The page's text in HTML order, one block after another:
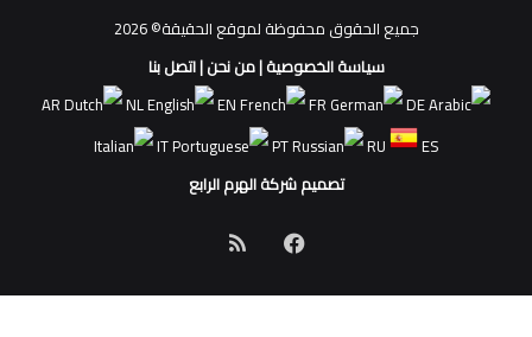
جميع الحقوق محفوظة لموقع الحقيقة© 2026
سياسة الخصوصية|من نحن|اتصل بنا
AR
NL EN FR
DE
IT
PT RU
ES
تصميم شركة الهرم الرابع
فيسبوكملخص
الموقع